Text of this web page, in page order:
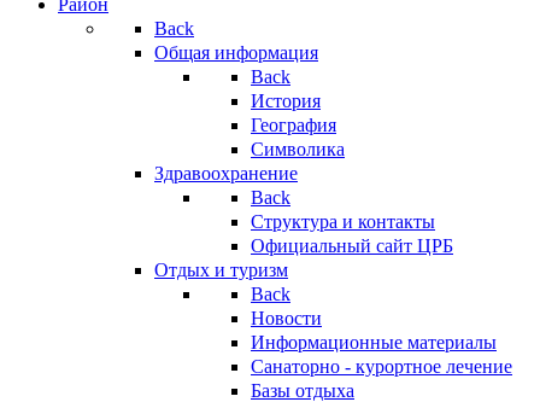
Район
Back
Общая информация
Back
История
География
Символика
Здравоохранение
Back
Структура и контакты
Официальный сайт ЦРБ
Отдых и туризм
Back
Новости
Информационные материалы
Санаторно - курортное лечение
Базы отдыха